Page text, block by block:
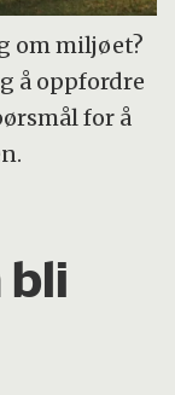
om miljøet?
å oppfordre
for å
bli